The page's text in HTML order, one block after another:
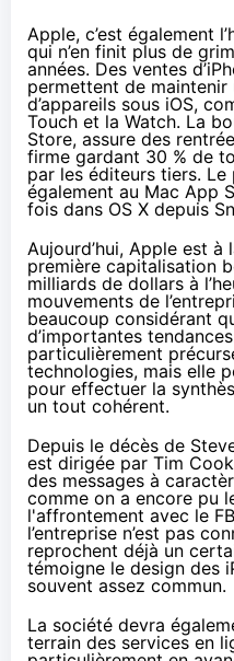
Apple, c’est également
qui n’en finit plus de
années. Des ventes
permettent de maintenir
d’appareils sous iOS,
Touch et la Watch. La
Store, assure des
firme gardant 30 % de
par les éditeurs tiers. Le
également au Mac App
fois dans OS X depuis
Aujourd’hui, Apple est à
première capitalisation
milliards de dollars à
mouvements de
beaucoup considérant
d’importantes
particulièrement
technologies, mais elle
pour effectuer la
un tout cohérent.
Depuis le décès de
est dirigée par Tim
des messages à
comme on a encore pu
l'affrontement avec le
l’entreprise n’est pas
reprochent déjà un
témoigne le design des
souvent assez commun.
La société devra
terrain des services en